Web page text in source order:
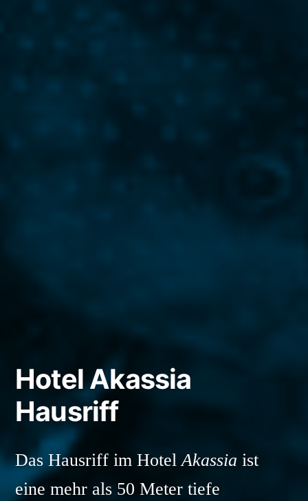
Hotel Akassia
Hausriff
Das Hausriff im HotelAkassia ist
eine mehr als 50 Meter tiefe